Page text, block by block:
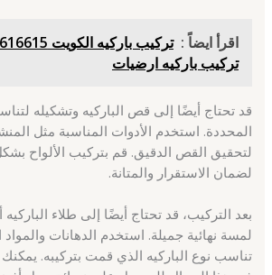
اقرأ ايضاً :
تركيب باركيه ارضيات
قد تحتاج أيضًا إلى قص الباركيه وتشكيله
المحددة. استخدم الأدوات المناسبة مثل
لتحقيق القص الدقيق. قم بتركيب الألواح
لضمان الاستقرار والمتانة.
بعد التركيب، قد تحتاج أيضًا إلى طلاء الباركيه
لمسة نهائية جميلة. استخدم الدهانات والمواد
تناسب نوع الباركيه الذي قمت بتركيبه.